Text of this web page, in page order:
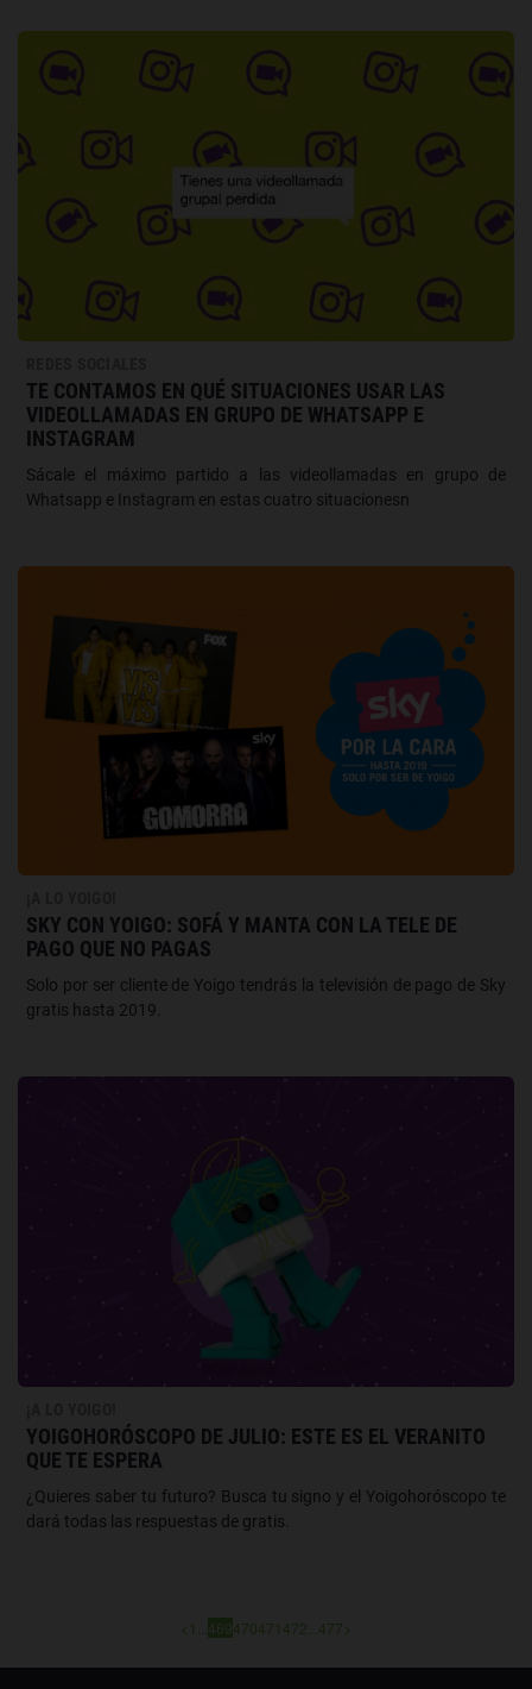
TE CONTAMOS EN QUÉ SITUACIONES USAR LAS
VIDEOLLAMADAS EN GRUPO DE WHATSAPP E
INSTAGRAM
Sácale el máximo partido a las videollamadas en grupo de
Whatsapp e Instagram en estas cuatro situacionesn
SKY CON YOIGO: SOFÁ Y MANTA CON LA TELE DE
PAGO QUE NO PAGAS
Solo por ser cliente de Yoigo tendrás la televisión de pago de Sky
gratis hasta 2019.
YOIGOHORÓSCOPO DE JULIO: ESTE ES EL VERANITO
QUE TE ESPERA
¿Quieres saber tu futuro? Busca tu signo y el Yoigohoróscopo te
dará todas las respuestas de gratis.
1 469470471 472 477